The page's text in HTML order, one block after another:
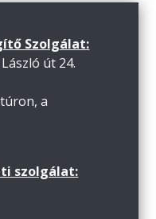
Szolgálat:
út 24.
a
szolgálat: